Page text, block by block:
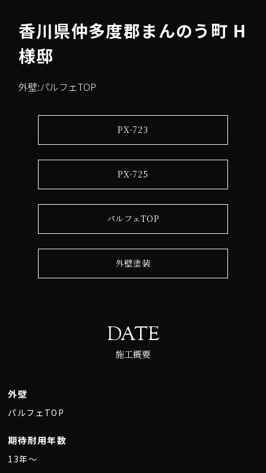
香川県仲多度郡まんのう町 H
様邸
外壁:パルフェTOP
PX-723
PX-725
パルフェTOP
外壁塗装
DATE
施工概要
外壁
パルフェTOP
期待耐用年数
13年〜